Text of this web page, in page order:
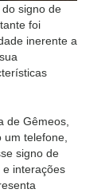
signo de
foi
inerente a
de Gêmeos,
telefone,
signo de
interações